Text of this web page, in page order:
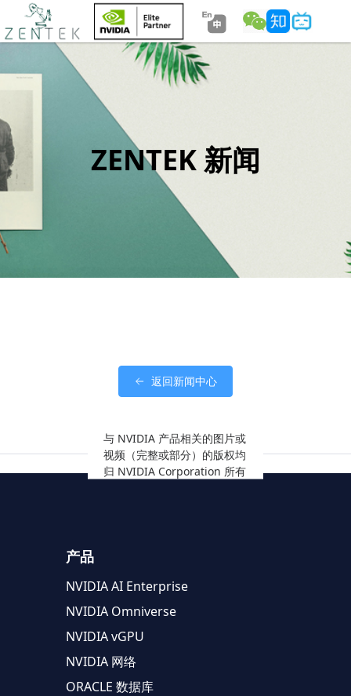
ZENTEK 新闻
返回新闻中心
与 NVIDIA 产品相关的图片或
视频（完整或部分）的版权均
归 NVIDIA Corporation 所有
产品
NVIDIA AI Enterprise
NVIDIA Omniverse
NVIDIA vGPU
NVIDIA 网络
ORACLE 数据库